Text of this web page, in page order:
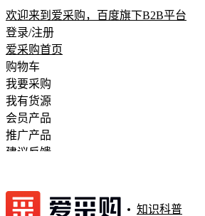
欢迎来到爱采购，百度旗下B2B平台
登录/注册
爱采购首页
购物车
我要采购
我有货源
会员产品
推广产品
建议反馈
知识科普